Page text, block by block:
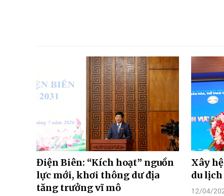
Điện Biên: “Kích hoạt” nguồn
lực mới, khơi thông dư địa
tăng trưởng vĩ mô
Xây
du lịch
12/04/